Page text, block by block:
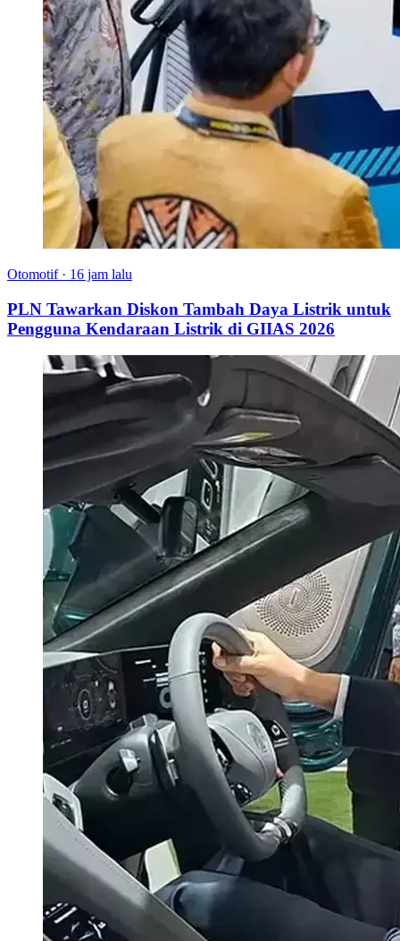
Otomotif · 16 jam lalu
PLN Tawarkan Diskon Tambah Daya Listrik untuk
Pengguna Kendaraan Listrik di GIIAS 2026